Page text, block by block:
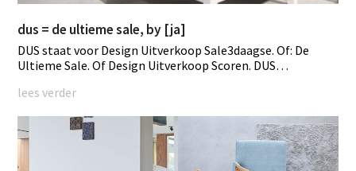
dus = de ultieme sale, by [ja]
DUS staat voor Design Uitverkoop Sale3daagse. Of: De
Ultieme Sale. Of Design Uitverkoop Scoren. DUS…
lees verder